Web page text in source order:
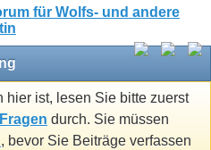
hier ist, lesen Sie bitte zuerst
durch. Sie müssen
, bevor Sie Beiträge verfassen